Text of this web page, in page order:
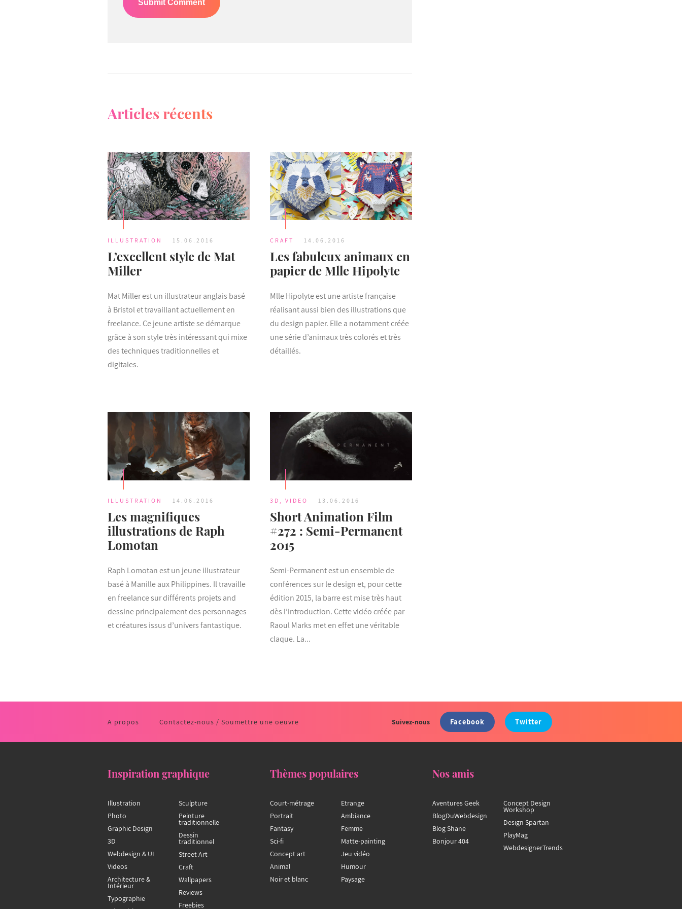
Articles récents
ILLUSTRATION 15.06.2016
L’excellent style de Mat
Miller
Mat Miller est un illustrateur anglais basé
à Bristol et travaillant actuellement en
freelance. Ce jeune artiste se démarque
grâce à son style très intéressant qui mixe
des techniques traditionnelles et
digitales.
CRAFT 14.06.2016
Les fabuleux animaux en
papier de Mlle Hipolyte
Mlle Hipolyte est une artiste française
réalisant aussi bien des illustrations que
du design papier. Elle a notamment créée
une série d’animaux très colorés et très
détaillés.
ILLUSTRATION 14.06.2016
Les magnifiques
illustrations de Raph
Lomotan
Raph Lomotan est un jeune illustrateur
basé à Manille aux Philippines. Il travaille
en freelance sur différents projets and
dessine principalement des personnages
et créatures issus d’univers fantastique.
3D VIDEO 13.06.2016
Short Animation Film
#272 : Semi-Permanent
2015
Semi-Permanent est un ensemble de
conférences sur le design et, pour cette
édition 2015, la barre est mise très haut
dès l’introduction. Cette vidéo créée par
Raoul Marks met en effet une véritable
claque. La...
A propos Contactez-nous / Soumettre une oeuvre Suivez-nous Facebook Twitter
Inspiration graphique
Illustration
Photo
Graphic Design
3D
Webdesign & UI
Videos
Architecture &
Intérieur
Typographie
Sculpture
Peinture
traditionnelle
Dessin
traditionnel
Street Art
Craft
Wallpapers
Reviews
Freebies
Thèmes populaires
Court-métrage
Portrait
Fantasy
Sci-fi
Concept art
Animal
Noir et blanc
Etrange
Ambiance
Femme
Matte-painting
Jeu vidéo
Humour
Paysage
Nos amis
Aventures Geek
BlogDuWebdesign
Blog Shane
Bonjour 404
Concept Design
Workshop
Design Spartan
PlayMag
WebdesignerTrends